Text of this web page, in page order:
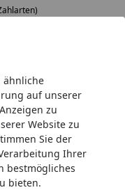
ähnliche
auf unserer
zu
Website zu
Sie der
Ihrer
bestmögliches
bieten.
Summer Fun